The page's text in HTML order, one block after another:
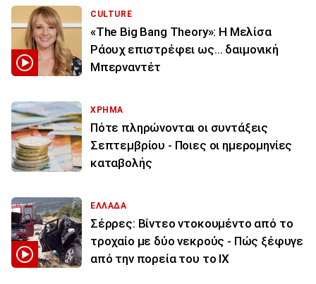
CULTURE
«The Big Bang Theory»: Η Μελίσα
Ράουχ επιστρέφει ως… δαιμονική
Μπερναντέτ
ΧΡΗΜΑ
Πότε πληρώνονται οι συντάξεις
Σεπτεμβρίου - Ποιες οι ημερομηνίες
καταβολής
ΕΛΛΑΔΑ
Σέρρες: Βίντεο ντοκουμέντο από το
τροχαίο με δύο νεκρούς - Πώς ξέφυγε
από την πορεία του το ΙΧ